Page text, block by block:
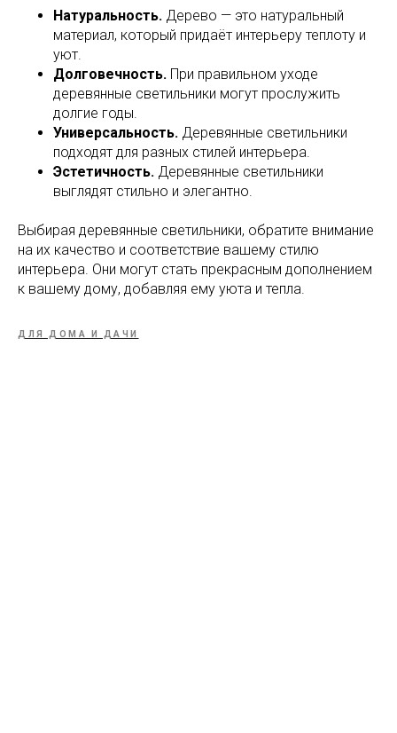
Натуральность. Дерево — это натуральный
материал, который придаёт интерьеру теплоту и
уют.
Долговечность. При правильном уходе
деревянные светильники могут прослужить
долгие годы.
Универсальность. Деревянные светильники
подходят для разных стилей интерьера.
Эстетичность. Деревянные светильники
выглядят стильно и элегантно.
Выбирая деревянные светильники, обратите внимание
на их качество и соответствие вашему стилю
интерьера. Они могут стать прекрасным дополнением
к вашему дому, добавляя ему уюта и тепла.
ДЛЯ ДОМА И ДАЧИ